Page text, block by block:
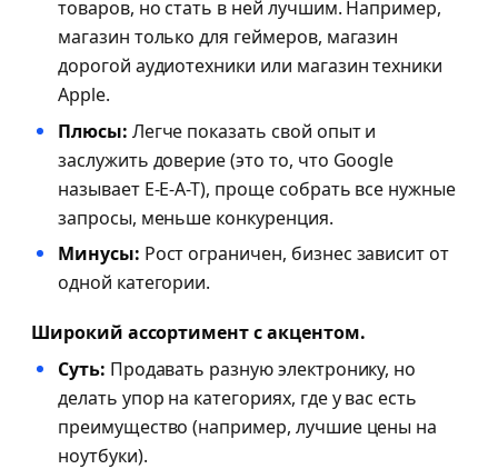
товаров, но стать в ней лучшим. Например,
магазин только для геймеров, магазин
дорогой аудиотехники или магазин техники
Apple.
Плюсы: Легче показать свой опыт и
заслужить доверие (это то, что Google
называет E-E-A-T), проще собрать все нужные
запросы, меньше конкуренция.
Минусы: Рост ограничен, бизнес зависит от
одной категории.
Широкий ассортимент с акцентом.
Суть: Продавать разную электронику, но
делать упор на категориях, где у вас есть
преимущество (например, лучшие цены на
ноутбуки).